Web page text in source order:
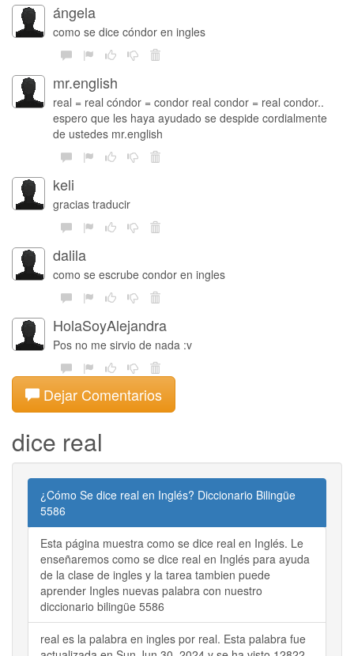
ángela
como se dice cóndor en ingles
mr.english
real = real cóndor = condor real condor = real condor..
espero que les haya ayudado se despide cordialmente
de ustedes mr.english
keli
gracias traducir
dalila
como se escrube condor en ingles
HolaSoyAlejandra
Pos no me sirvio de nada :v
Dejar Comentarios
dice real
¿Cómo Se dice real en Inglés? Diccionario Bilingüe
5586
Esta página muestra como se dice real en Inglés. Le
enseñaremos como se dice real en Inglés para ayuda
de la clase de ingles y la tarea tambien puede
aprender Ingles nuevas palabra con nuestro
diccionario bilingüe 5586
real es la palabra en ingles por real. Esta palabra fue